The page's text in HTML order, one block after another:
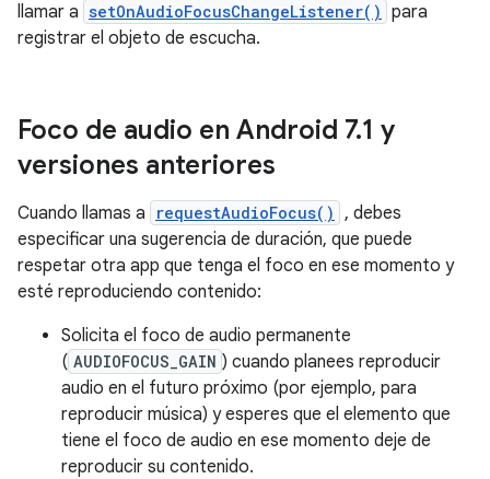
llamar a setOnAudioFocusChangeListener() para
registrar el objeto de escucha.
Foco de audio en Android 7.1 y
versiones anteriores
Cuando llamas a requestAudioFocus() , debes
especificar una sugerencia de duración, que puede
respetar otra app que tenga el foco en ese momento y
esté reproduciendo contenido:
Solicita el foco de audio permanente
( AUDIOFOCUS_GAIN ) cuando planees reproducir
audio en el futuro próximo (por ejemplo, para
reproducir música) y esperes que el elemento que
tiene el foco de audio en ese momento deje de
reproducir su contenido.